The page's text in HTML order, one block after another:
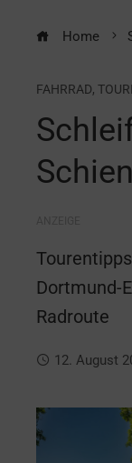
Home
FAHRRAD,
Dortmund-
Radroute
12. August